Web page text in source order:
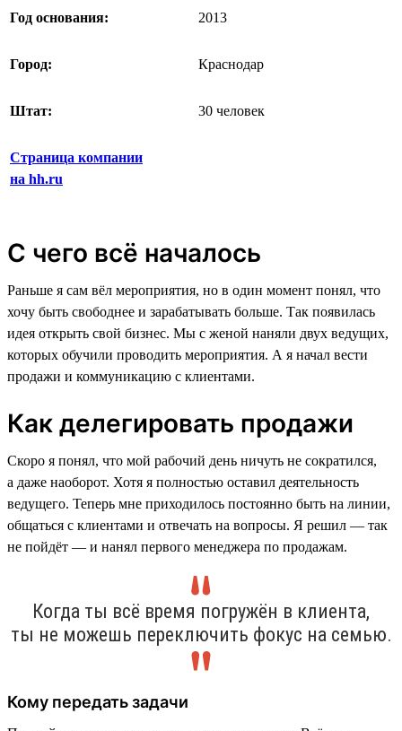
Год основания: 2013
Город: Краснодар
Штат: 30 человек
Страница компании
на hh.ru
С чего всё началось
Раньше я сам вёл мероприятия, но в один момент понял, что
хочу быть свободнее и зарабатывать больше. Так появилась
идея открыть свой бизнес. Мы с женой наняли двух ведущих,
которых обучили проводить мероприятия. А я начал вести
продажи и коммуникацию с клиентами.
Как делегировать продажи
Скоро я понял, что мой рабочий день ничуть не сократился,
а даже наоборот. Хотя я полностью оставил деятельность
ведущего. Теперь мне приходилось постоянно быть на линии,
общаться с клиентами и отвечать на вопросы. Я решил — так
не пойдёт — и нанял первого менеджера по продажам.
Когда ты всё время погружён в клиента,
ты не можешь переключить фокус на семью.
Кому передать задачи